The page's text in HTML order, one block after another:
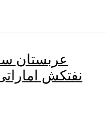
عربستان
نفتکش